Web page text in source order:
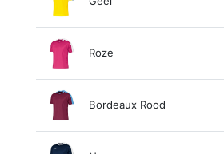
Roze
Bordeaux Rood